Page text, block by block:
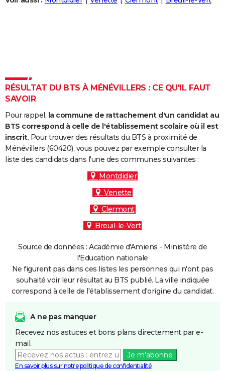
Carte de Noël
Carte Bonne année
Carte Saint-Valentin
Carte Pâques
Carte d'anniversaire
Dictionnaire
Biographies
Citations
Expressions
Proverbes
PROGRAMME TV
COPAINS D'AVANT
S'inscrire
Se connecter
Lycées
Collèges
Primaires
Universités
Entreprises
Service militaire
Avis de recherche
AVIS DE DÉCÈS
RÉSULTAT DU BTS À MÉNÉVILLERS : CE QU'IL FAUT
SAVOIR
Pour rappel, la commune de rattachement d'un candidat au
BTS correspond à celle de l'établissement scolaire où il est
inscrit. Pour trouver des résultats du BTS à proximité de
Ménévillers (60420), vous pouvez par exemple consulter la
liste des candidats dans l'une des communes suivantes :
Montdidier
Venette
Clermont
Breuil-le-Vert
Source de données : Académie d'Amiens - Ministère de
l'Education nationale
Ne figurent pas dans ces listes les personnes qui n'ont pas
souhaité voir leur résultat au BTS publié. La ville indiquée
correspond à celle de l'établissement d'origine du candidat.
A ne pas manquer
Recevez nos astuces et bons plans directement par e-
mail.
Je m'abonne
En savoir plus sur notre politique de confidentialité